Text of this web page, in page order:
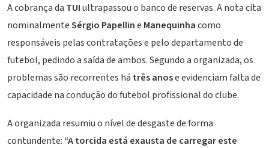
A cobrança da TUIultrapassou o banco de reservas. A nota cita
nominalmenteSérgio Papelline Manequinhacomo
responsáveis pelas contratações e pelo departamento de
futebol, pedindo a saída de ambos. Segundo a organizada, os
problemas são recorrentes há três anose evidenciam falta de
capacidade na condução do futebol profissional do clube.
A organizada resumiu o nível de desgaste de forma
contundente: “A torcida está exausta de carregar este